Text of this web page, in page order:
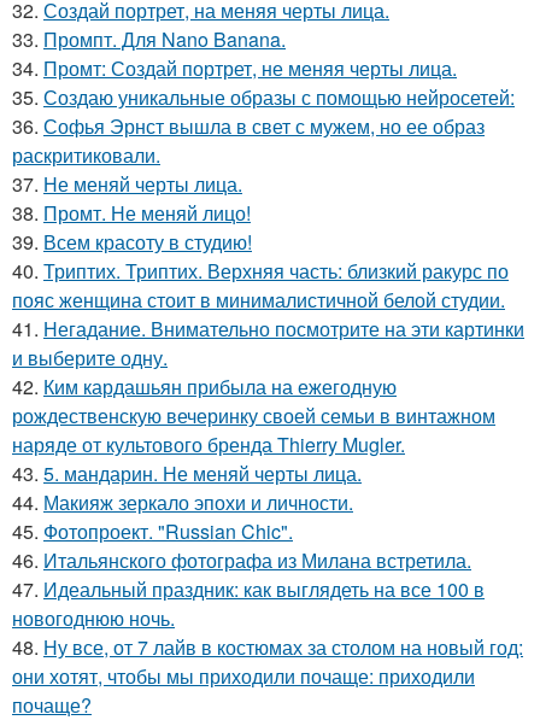
32. Создай портрет, на меняя черты лица.
33. Промпт. Для Nano Banana.
34. Промт: Создай портрет, не меняя черты лица.
35. Создаю уникальные образы с помощью нейросетей:
36. Софья Эрнст вышла в свет с мужем, но ее образ
раскритиковали.
37. Не меняй черты лица.
38. Промт. Не меняй лицо!
39. Всем красоту в студию!
40. Триптих. Триптих. Верхняя часть: близкий ракурс по
пояс женщина стоит в минималистичной белой студии.
41. Негадание. Внимательно посмотрите на эти картинки
и выберите одну.
42. Ким кардашьян прибыла на ежегодную
рождественскую вечеринку своей семьи в винтажном
наряде от культового бренда Thierry Mugler.
43. 5. мандарин. Не меняй черты лица.
44. Макияж зеркало эпохи и личности.
45. Фотопроект. "Russian Chic".
46. Итальянского фотографа из Милана встретила.
47. Идеальный праздник: как выглядеть на все 100 в
новогоднюю ночь.
48. Ну все, от 7 лайв в костюмах за столом на новый год:
они хотят, чтобы мы приходили почаще: приходили
почаще?